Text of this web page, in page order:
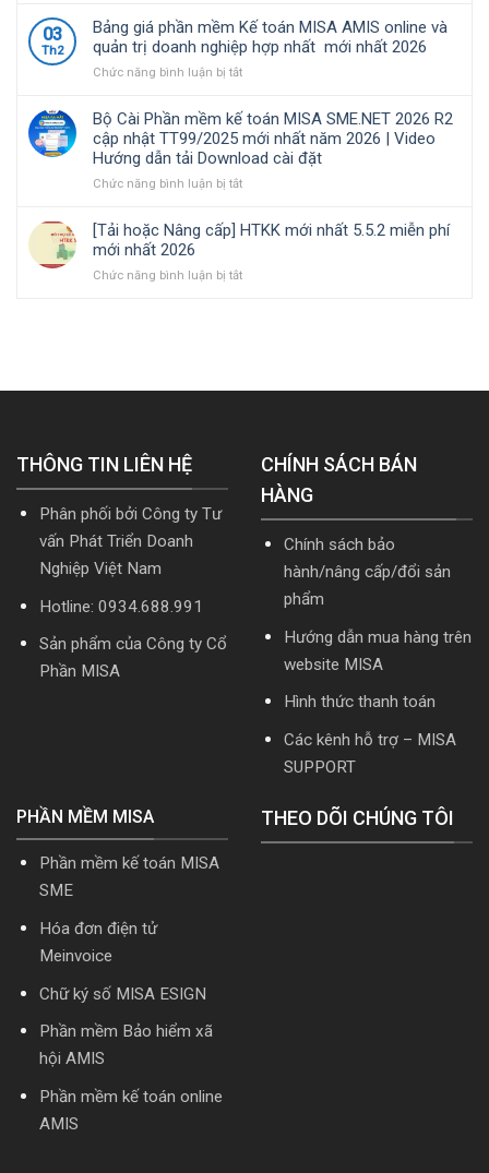
Video
Hướng
dẫn
tải
cài
đặt
lý
thuế
đối
với
kinh
doanh,
cá
nhân
kinh
MISA
SME.NET
2026
R3
nhật
TT99/2025
mới
nhất
năm
|
Video
dẫn
công
việc
của
kế
trong
doanh
nghiệp
xây
lắp
nắm
rõ
03
Th2
Bảng giá phần mềm Kế toán MISA AMIS online và
quản trị doanh nghiệp hợp nhất mới nhất 2026
Chức năng bình luận bị tắtở
giá
phần
mềm
Kế
toán
online
quản
Bộ Cài Phần mềm kế toán MISA SME.NET 2026 R2
cập nhật TT99/2025 mới nhất năm 2026 | Video
Hướng dẫn tải Download cài đặt
Chức năng bình luận bị tắtở
Phần
kế
nhất
2026
Download
[Tải hoặc Nâng cấp] HTKK mới nhất 5.5.2 miễn phí
mới nhất 2026
Chức năng bình luận bị tắtở
nhất
2026
THÔNG TIN LIÊN HỆ
Phân phối bởi Công ty Tư
vấn Phát Triển Doanh
Nghiệp Việt Nam
Hotline: 0934.688.991
Sản phẩm của Công ty Cổ
Phần MISA
CHÍNH SÁCH BÁN
HÀNG
Chính sách bảo
hành/nâng cấp/đổi sản
phẩm
Hướng dẫn mua hàng trên
website MISA
Hình thức thanh toán
Các kênh hỗ trợ – MISA
SUPPORT
PHẦN MỀM MISA
Phần mềm kế toán MISA
SME
Hóa đơn điện tử
Meinvoice
Chữ ký số MISA ESIGN
Phần mềm Bảo hiểm xã
hội AMIS
Phần mềm kế toán online
AMIS
THEO DÕI CHÚNG TÔI